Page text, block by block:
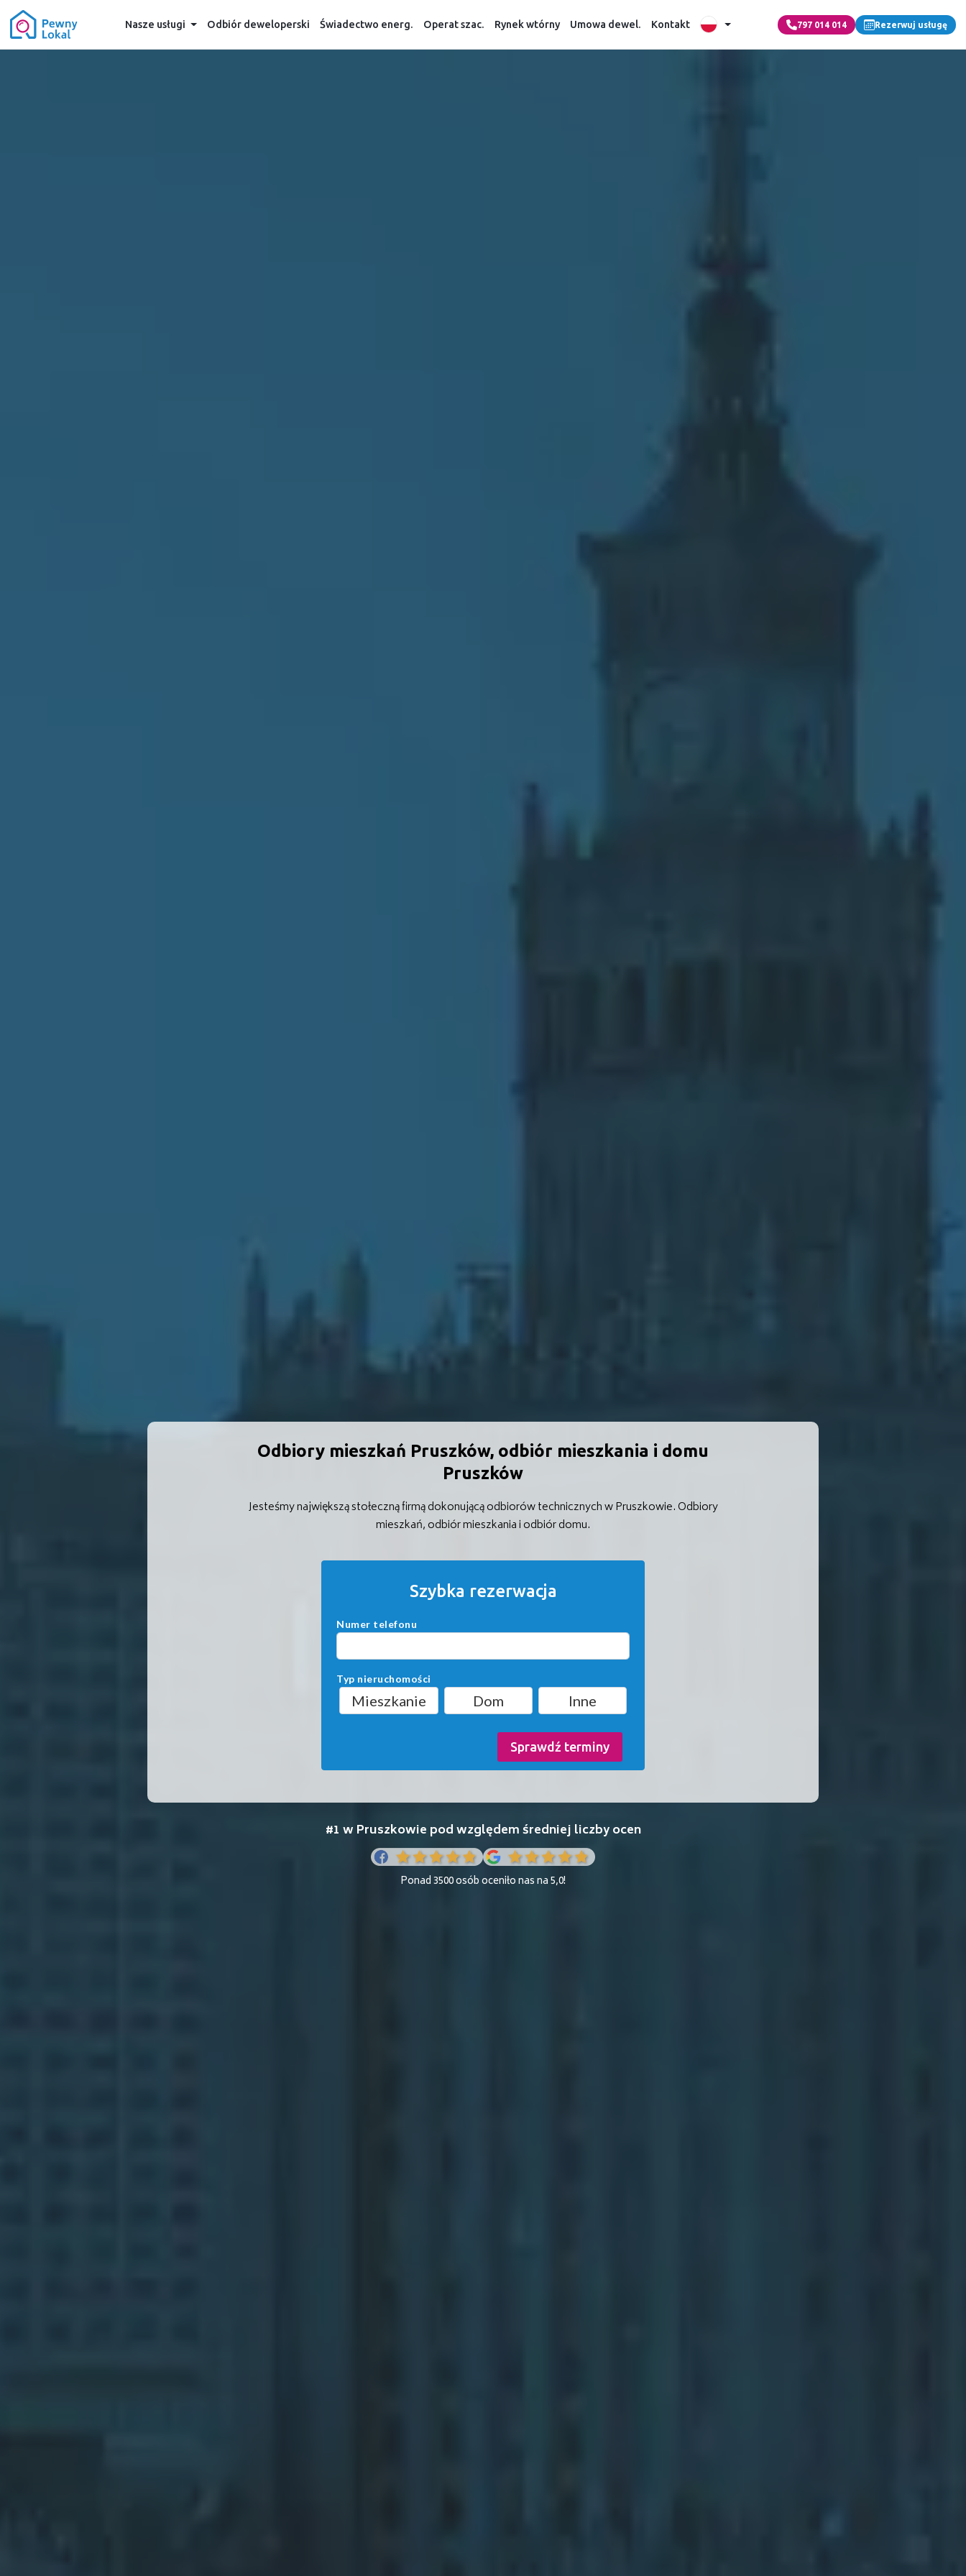
Nasze usługi Odbiór deweloperski Świadectwo energ. Operat szac. Rynek wtórny Umowa dewel. Kontakt 797 014 014 Rezerwuj usługę
Odbiory mieszkań Pruszków, odbiór mieszkania i domu
Pruszków
Jesteśmy największą stołeczną firmą dokonującą odbiorów technicznych w Pruszkowie. Odbiory
mieszkań, odbiór mieszkania i odbiór domu.
Szybka rezerwacja
Numer telefonu
Typ nieruchomości
Mieszkanie Dom Inne
Sprawdź terminy
#1 w Pruszkowie pod względem średniej liczby ocen
Ponad 3500 osób oceniło nas na 5,0!